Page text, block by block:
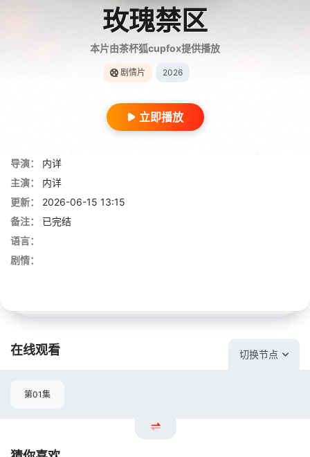
玫瑰禁区
本片由茶杯狐cupfox提供播放
剧情片 2026
立即播放
导演：
内详
主演：
内详
更新：
2026-06-15 13:15
备注：
已完结
语言：
剧情：
在线观看 切换节点
第01集